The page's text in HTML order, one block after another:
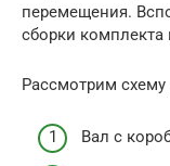
перемещения.
сборки комплекта
Рассмотрим схему
Вал с